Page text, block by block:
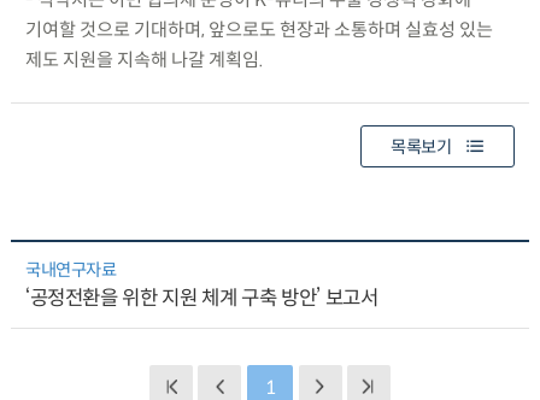
기여할 것으로 기대하며, 앞으로도 현장과 소통하며 실효성 있는
제도 지원을 지속해 나갈 계획임.
목록보기
국내연구자료
‘공정전환을 위한 지원 체계 구축 방안’ 보고서
1